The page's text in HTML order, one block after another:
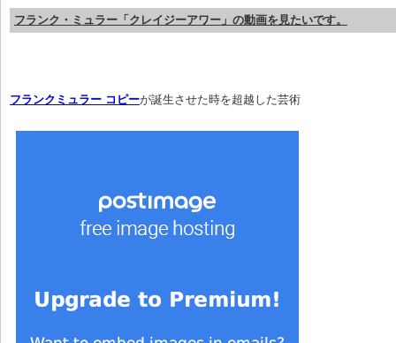
フランク・ミュラー「クレイジーアワー」の動画を見たいです。
フランクミュラー コピーが誕生させた時を超越した芸術